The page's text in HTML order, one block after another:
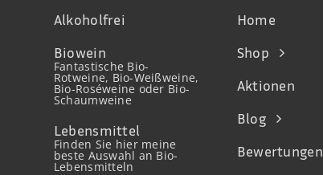
Alkoholfrei
Biowein
Fantastische Bio-
Rotweine, Bio-Weißweine,
Bio-Roséweine oder Bio-
Schaumweine
Lebensmittel
Finden Sie hier meine
beste Auswahl an Bio-
Lebensmitteln
Home
Shop
Aktionen
Blog
Bewertungen